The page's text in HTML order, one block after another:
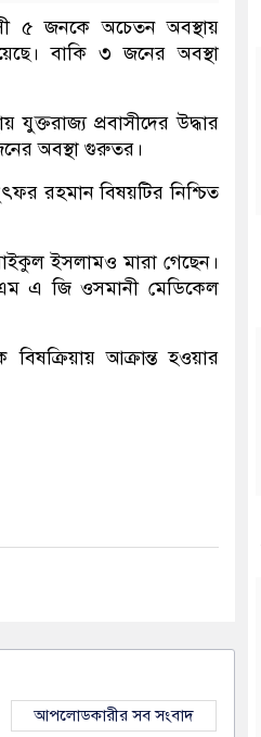
৫ জনকে অচেতন অবস্থায়
বাকি ৩ জনের অবস্থা
প্রবাসীদের উদ্ধার
অবস্থা গুরুতর।
রহমান বিষয়টির নিশ্চিত
ইসলামও মারা গেছেন।
এ জি ওসমানী মেডিকেল
আক্রান্ত হওয়ার
আপলোডকারীর সব সংবাদ